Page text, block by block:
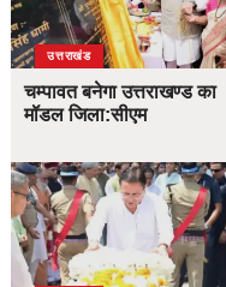
उत्तराखंड
चम्पावत बनेगा उत्तराखण्ड का
मॉडल जिला:सीएम